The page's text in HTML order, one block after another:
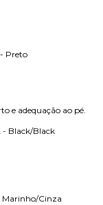
Preto
e adequação ao pé.
- Black/Black
Marinho/Cinza